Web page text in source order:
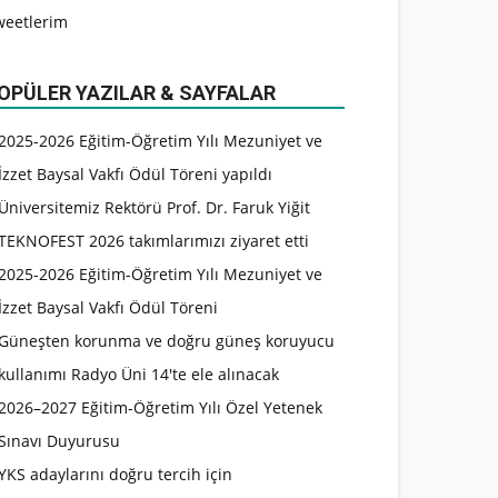
YAZILAR & SAYFALAR
2026 Eğitim-Öğretim Yılı Mezuniyet ve
Baysal Vakfı Ödül Töreni yapıldı
Rektörü Prof. Dr. Faruk Yiğit
2026 takımlarımızı ziyaret etti
2026 Eğitim-Öğretim Yılı Mezuniyet ve
Baysal Vakfı Ödül Töreni
korunma ve doğru güneş koruyucu
Radyo Üni 14'te ele alınacak
Eğitim-Öğretim Yılı Özel Yetenek
Duyurusu
adaylarını doğru tercih için